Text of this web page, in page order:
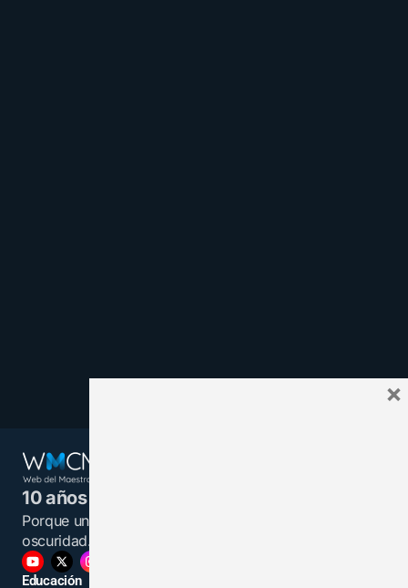
10 años juntos y más unidos.
Porque un maestro informado es una luz en la
oscuridad.
Educación
×